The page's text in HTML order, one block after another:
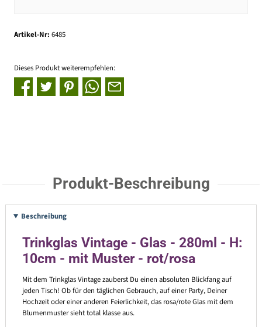
Artikel-Nr: 6485
Dieses Produkt weiterempfehlen:
Produkt-Beschreibung
Beschreibung
Trinkglas Vintage - Glas - 280ml - H:
10cm - mit Muster - rot/rosa
Mit dem Trinkglas Vintage zauberst Du einen absoluten Blickfang auf
jeden Tisch! Ob für den täglichen Gebrauch, auf einer Party, Deiner
Hochzeit oder einer anderen Feierlichkeit, das rosa/rote Glas mit dem
Blumenmuster sieht total klasse aus.